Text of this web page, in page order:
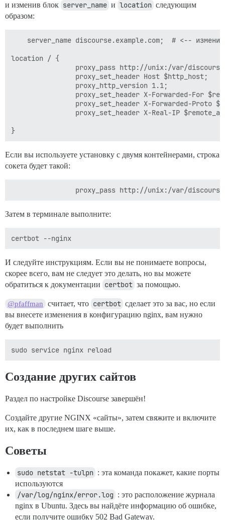
и изменив блок server_name и location следующим
образом:
server_name discourse.example.com;  # <--
location / {
proxy_pass http://unix:/var/
                proxy_set_header Host $http_host;
                proxy_http_version 1.1;
proxy_set_header X-Forwarded-For
proxy_set_header X-Forwarded-Proto
proxy_set_header X-Real-IP
Если вы используете установку с двумя контейнерами, строка
сокета будет такой:
Затем в терминале выполните:
И следуйте инструкциям. Если вы не понимаете вопросы,
скорее всего, вам не следует это делать, но вы можете
обратиться к документации certbot за помощью.
@pfaffman считает, что certbot сделает это за вас, но если
вы внесете изменения в конфигурацию nginx, вам нужно
будет выполнить
Создание других сайтов
Раздел по настройке Discourse завершён!
Создайте другие NGINX «сайты», затем свяжите и включите
их, как в последнем шаге выше.
Советы
sudo netstat -tulpn : эта команда покажет, какие порты
используются
/var/log/nginx/error.log : это расположение журнала
nginx в Ubuntu. Здесь вы найдёте информацию об ошибке,
если получите ошибку 502 Bad Gateway.